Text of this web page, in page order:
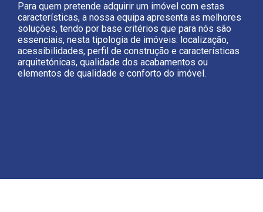
Para quem pretende adquirir um imóvel com estas
características, a nossa equipa apresenta as melhores
soluções, tendo por base critérios que para nós são
essenciais, nesta tipologia de imóveis: localização,
acessibilidades, perfil de construção e características
arquitetónicas, qualidade dos acabamentos ou
elementos de qualidade e conforto do imóvel.